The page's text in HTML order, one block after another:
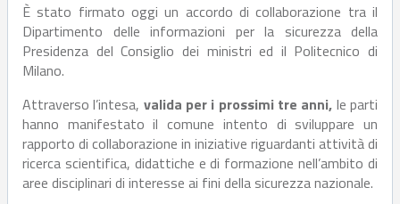
È stato firmato oggi un accordo di collaborazione tra il
Dipartimento delle informazioni per la sicurezza della
Presidenza del Consiglio dei ministri ed il Politecnico di
Milano.
Attraverso l’intesa, valida per i prossimi tre anni, le parti
hanno manifestato il comune intento di sviluppare un
rapporto di collaborazione in iniziative riguardanti attività di
ricerca scientifica, didattiche e di formazione nell’ambito di
aree disciplinari di interesse ai fini della sicurezza nazionale.